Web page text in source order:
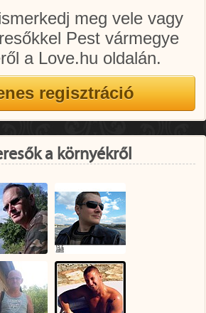
meg vele vagy
Pest vármegye
a Love.hu oldalán.
a környékről